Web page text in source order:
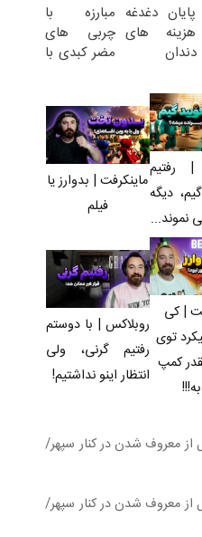
پایان دغدغه
هزینه های
دندان
پک سفید
کننده خانگی
مبارزه با
چربی های
مضر کبدی با
پاکسازی
کبد(تخفیف
تا امشب)
| رفتیم
دیگه
نموند...
ماینکرفت | بدوارز یا
فیلم
| کی
توی
کمپ
روبلاکس | با دوستم
رفتیم گرنی، ولی
انتظار اینو نداشتیم!